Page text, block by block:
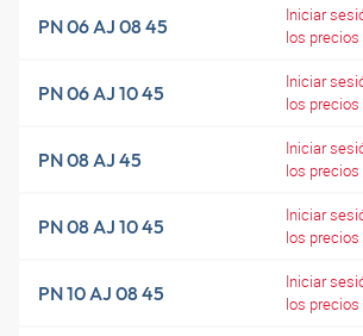
PN 06 AJ 08 45
Iniciar
los precios
PN 06 AJ 10 45
Iniciar
los precios
PN 08 AJ 45
Iniciar
los precios
PN 08 AJ 10 45
Iniciar
los precios
PN 10 AJ 08 45
Iniciar
los precios